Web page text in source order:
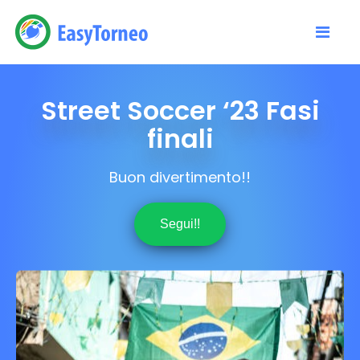
Street Soccer ‘23 Fasi
finali
Buon divertimento!!
Segui!!